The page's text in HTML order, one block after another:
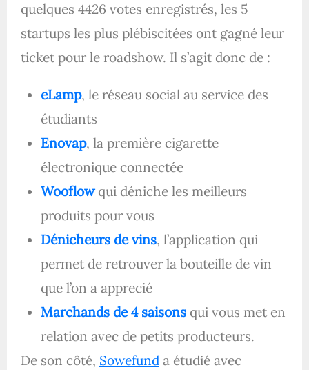
quelques 4426 votes enregistrés, les 5
startups les plus plébiscitées ont gagné leur
ticket pour le roadshow. Il s’agit donc de :
eLamp, le réseau social au service des
étudiants
Enovap, la première cigarette
électronique connectée
Wooflowqui déniche les meilleurs
produits pour vous
Dénicheurs de vins, l’application qui
permet de retrouver la bouteille de vin
que l’on a apprecié
Marchands de 4 saisonsqui vous met en
relation avec de petits producteurs.
De son côté, Sowefund a étudié avec